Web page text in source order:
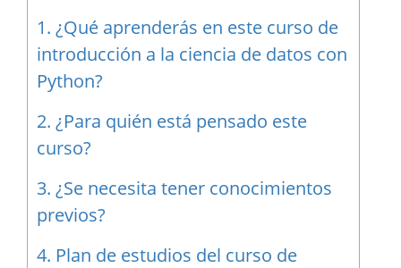
1. ¿Qué aprenderás en este curso de
introducción a la ciencia de datos con
Python?
2. ¿Para quién está pensado este
curso?
3. ¿Se necesita tener conocimientos
previos?
4. Plan de estudios del curso de